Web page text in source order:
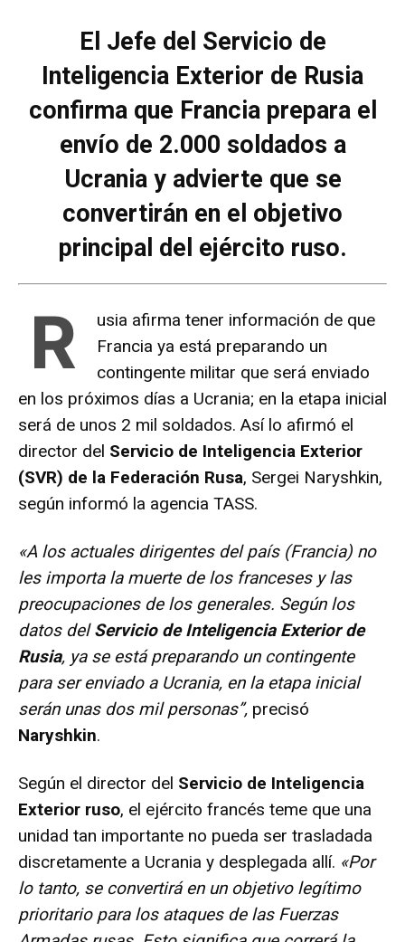
El Jefe del Servicio de
Inteligencia Exterior de Rusia
confirma que Francia prepara el
envío de 2.000 soldados a
Ucrania y advierte que se
convertirán en el objetivo
principal del ejército ruso.
R
usia afirma tener información de que
Francia ya está preparando un
contingente militar que será enviado
en los próximos días a Ucrania; en la etapa inicial
será de unos 2 mil soldados. Así lo afirmó el
director del Servicio de Inteligencia Exterior
(SVR) de la Federación Rusa, Sergei Naryshkin,
según informó la agencia TASS.
«A los actuales dirigentes del país (Francia) no
les importa la muerte de los franceses y las
preocupaciones de los generales. Según los
datos delServicio de Inteligencia Exterior de
Rusia, ya se está preparando un contingente
para ser enviado a Ucrania, en la etapa inicial
serán unas dos mil personas”, precisó
Naryshkin.
Según el director del Servicio de Inteligencia
Exterior ruso, el ejército francés teme que una
unidad tan importante no pueda ser trasladada
discretamente a Ucrania y desplegada allí. «Por
lo tanto, se convertirá en un objetivo legítimo
prioritario para los ataques de las Fuerzas